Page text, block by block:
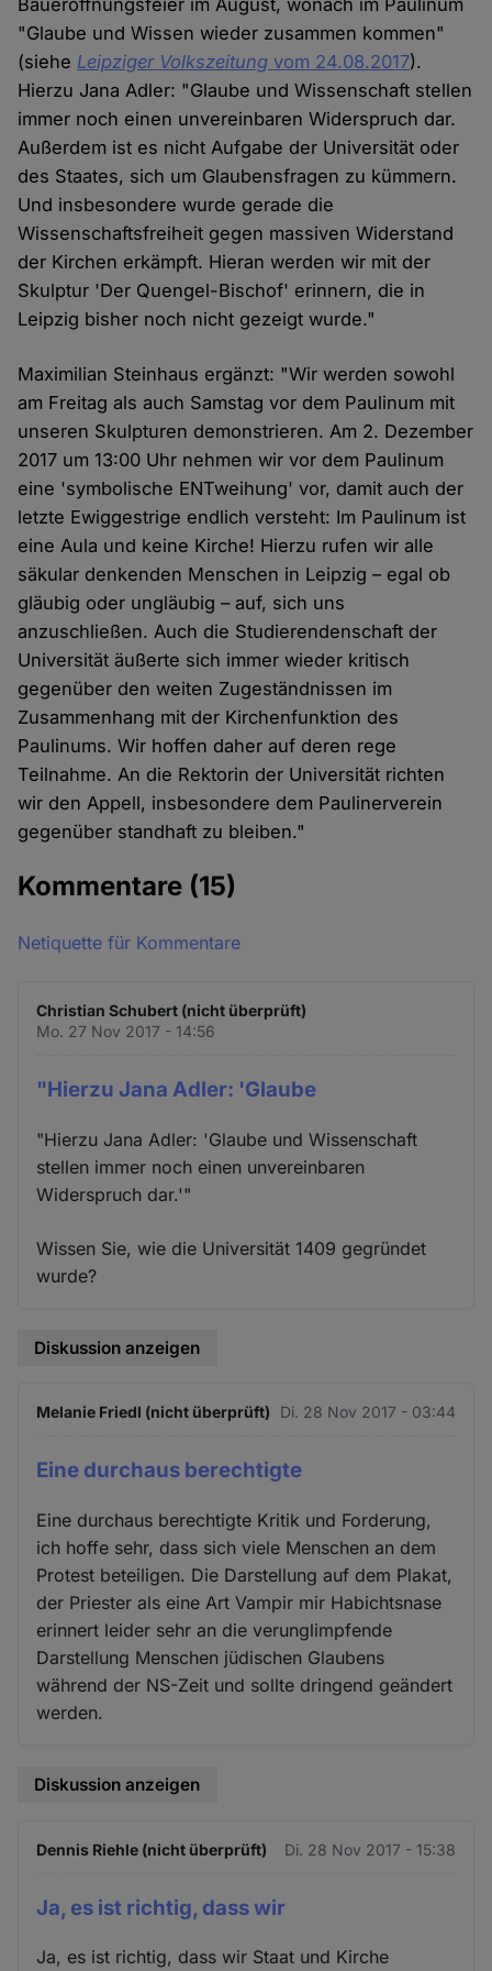
Baueröffnungsfeier im August, wonach im Paulinum
"Glaube und Wissen wieder zusammen kommen"
(siehe Leipziger Volkszeitung vom 24.08.2017).
Hierzu Jana Adler: "Glaube und Wissenschaft stellen
immer noch einen unvereinbaren Widerspruch dar.
Außerdem ist es nicht Aufgabe der Universität oder
des Staates, sich um Glaubensfragen zu kümmern.
Und insbesondere wurde gerade die
Wissenschaftsfreiheit gegen massiven Widerstand
der Kirchen erkämpft. Hieran werden wir mit der
Skulptur 'Der Quengel-Bischof' erinnern, die in
Leipzig bisher noch nicht gezeigt wurde."
Maximilian Steinhaus ergänzt: "Wir werden sowohl
am Freitag als auch Samstag vor dem Paulinum mit
unseren Skulpturen demonstrieren. Am 2. Dezember
2017 um 13:00 Uhr nehmen wir vor dem Paulinum
eine 'symbolische ENTweihung' vor, damit auch der
letzte Ewiggestrige endlich versteht: Im Paulinum ist
eine Aula und keine Kirche! Hierzu rufen wir alle
säkular denkenden Menschen in Leipzig – egal ob
gläubig oder ungläubig – auf, sich uns
anzuschließen. Auch die Studierendenschaft der
Universität äußerte sich immer wieder kritisch
gegenüber den weiten Zugeständnissen im
Zusammenhang mit der Kirchenfunktion des
Paulinums. Wir hoffen daher auf deren rege
Teilnahme. An die Rektorin der Universität richten
wir den Appell, insbesondere dem Paulinerverein
gegenüber standhaft zu bleiben."
Kommentare (15)
Netiquette für Kommentare
Christian Schubert (nicht überprüft)
Mo. 27 Nov 2017 - 14:56
"Hierzu Jana Adler: 'Glaube
"Hierzu Jana Adler: 'Glaube und Wissenschaft
stellen immer noch einen unvereinbaren
Widerspruch dar.'"
Wissen Sie, wie die Universität 1409 gegründet
wurde?
Diskussion anzeigen
Melanie Friedl (nicht überprüft) Di. 28 Nov 2017 - 03:44
Eine durchaus berechtigte
Eine durchaus berechtigte Kritik und Forderung,
ich hoffe sehr, dass sich viele Menschen an dem
Protest beteiligen. Die Darstellung auf dem Plakat,
der Priester als eine Art Vampir mir Habichtsnase
erinnert leider sehr an die verunglimpfende
Darstellung Menschen jüdischen Glaubens
während der NS-Zeit und sollte dringend geändert
werden.
Diskussion anzeigen
Dennis Riehle (nicht überprüft) Di. 28 Nov 2017 - 15:38
Ja, es ist richtig, dass wir
Ja, es ist richtig, dass wir Staat und Kirche